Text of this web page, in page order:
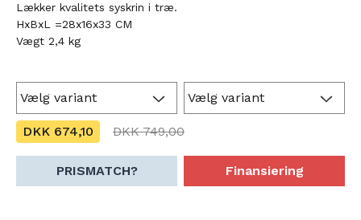
Lækker kvalitets syskrin i træ.
HxBxL =28x16x33 CM
Vægt 2,4 kg
DKK 674,10 DKK 749,00
PRISMATCH? Finansiering